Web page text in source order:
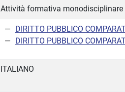
Attività formativa monodisciplinare
DIRITTO PUBBLICO
DIRITTO PUBBLICO
ITALIANO